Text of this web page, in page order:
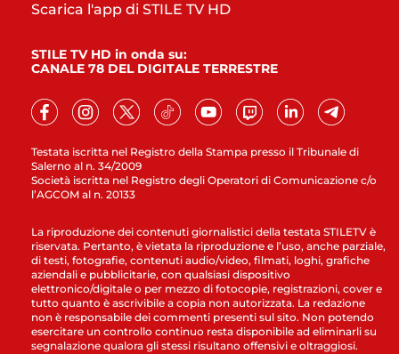
Testata iscritta nel Registro della Stampa presso il Tribunale di
Salerno al n. 34/2009
Società iscritta nel Registro degli Operatori di Comunicazione c/o
l’AGCOM al n. 20133
Scarica l'app di STILE TV HD
STILE TV HD in onda su:
CANALE 78 DEL DIGITALE TERRESTRE
La riproduzione dei contenuti giornalistici della testata STILETV è
riservata. Pertanto, è vietata la riproduzione e l’uso, anche parziale,
di testi, fotografie, contenuti audio/video, filmati, loghi, grafiche
aziendali e pubblicitarie, con qualsiasi dispositivo
elettronico/digitale o per mezzo di fotocopie, registrazioni, cover e
tutto quanto è ascrivibile a copia non autorizzata. La redazione
non è responsabile dei commenti presenti sul sito. Non potendo
esercitare un controllo continuo resta disponibile ad eliminarli su
segnalazione qualora gli stessi risultano offensivi e oltraggiosi.